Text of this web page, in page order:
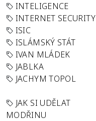
INTELIGENCE
INTERNET SECURITY
ISIC
ISLÁMSKÝ STÁT
IVAN MLÁDEK
JABLKA
JACHYM TOPOL
JAK SI UDĚLAT
MODŘINU